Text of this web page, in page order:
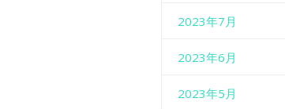
2023年7月
2023年6月
2023年5月